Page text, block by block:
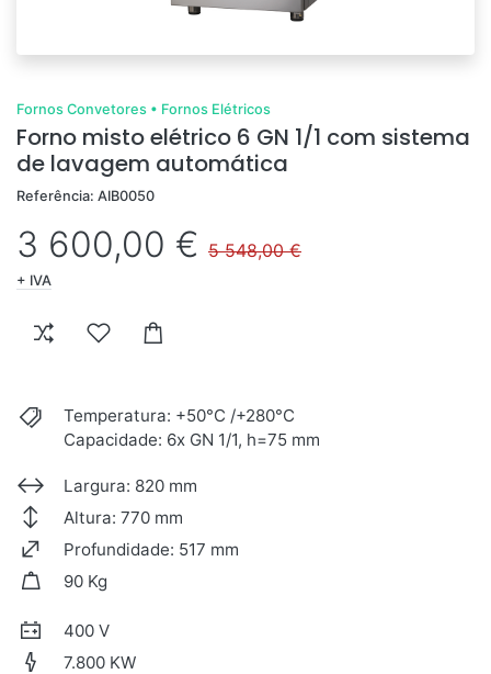
Fornos Convetores • Fornos Elétricos
Forno misto elétrico 6 GN 1/1 com sistema
de lavagem automática
Referência: AIB0050
3 600,00 € 5 548,00 €
+ IVA
Temperatura: +50°C /+280°C
Capacidade: 6x GN 1/1, h=75 mm
Largura: 820 mm
Altura: 770 mm
Profundidade: 517 mm
90 Kg
400 V
7.800 KW